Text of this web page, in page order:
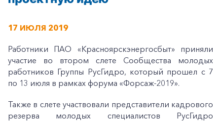
17 ИЮЛЯ 2019
Работники ПАО «Красноярскэнергосбыт» приняли
участие во втором слете Сообщества молодых
работников Группы РусГидро, который прошел с 7
по 13 июля в рамках форума «Форсаж-2019».
Также в слете участвовали представители кадрового
резерва молодых специалистов РусГидро